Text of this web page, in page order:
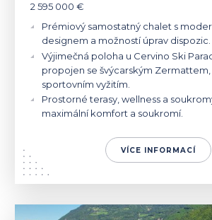
2 595 000 €
Prémiový samostatný chalet s
designem a možností úprav dispozic.
Výjimečná poloha u Cervino Ski
propojen se švýcarským
sportovním vyžitím.
Prostorné terasy, wellness a
maximální komfort a soukromí.
VÍCE INFORMACÍ
ITÁLIE | LAIVES